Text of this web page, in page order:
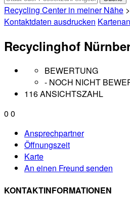
Recycling Center in meiner Nähe >
Kontaktdaten ausdrucken
Recyclinghof
BEWERTUNG
- NOCH NICHT
116 ANSICHTSZAHL
0 0
Ansprechpartner
Öffnungszeit
Karte
An einen Freund senden
KONTAKTINFORMATIONEN